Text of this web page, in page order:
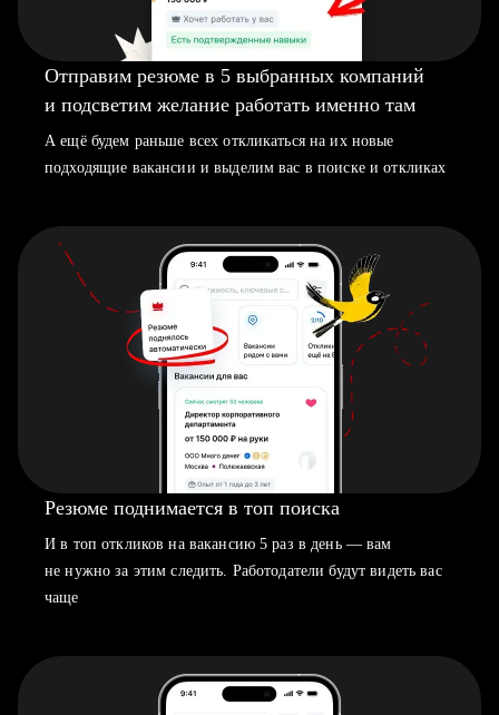
Отправим резюме в 5 выбранных компаний
и подсветим желание работать именно там
А ещё будем раньше всех откликаться на их новые
подходящие вакансии и выделим вас в поиске и откликах
Резюме поднимается в топ поиска
И в топ откликов на вакансию 5 раз в день — вам
не нужно за этим следить. Работодатели будут видеть вас
чаще